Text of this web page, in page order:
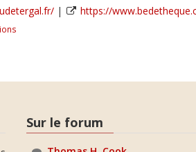
| https://
Sur le forum